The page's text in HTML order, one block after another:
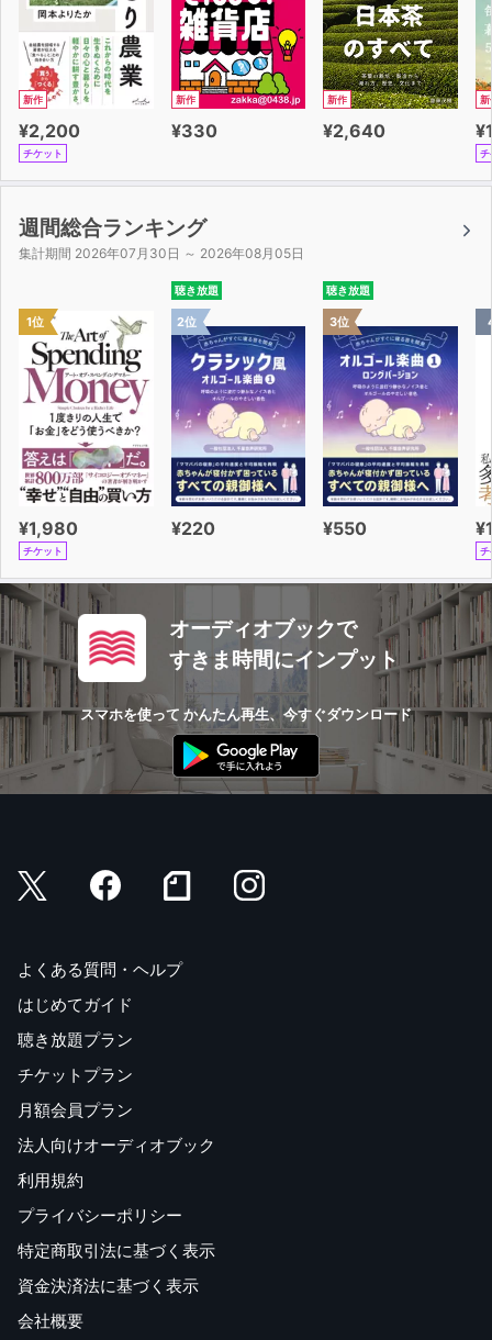
【目次】
第1章 オンライン事務で「ゆる副業」をはじめよう
第2章 オンライン事務として働く前の準備
第3章 まずは単発の仕事からはじめてみよう
第5章 オンライン事務の基本姿勢と仕事を円滑に進めるコ
第7章 さらなる報酬を求めて1人社長・個人事業主と働こ
う
第8章 楽しく稼ぐための7つのルール
新作
¥2,200
チケット
新作
¥330
新作
¥2,640
新
チ
週間総合ランキング
集計期間 2026年07月30日 ～ 2026年08月05日
1位
¥1,980
チケット
聴き放題
2位
¥220
聴き放題
3位
¥550
チ
オーディオブックで
すきま時間にインプット
スマホを使って かんたん再生、今すぐダウンロード
よくある質問・ヘルプ
はじめてガイド
聴き放題プラン
チケットプラン
月額会員プラン
法人向けオーディオブック
利用規約
プライバシーポリシー
特定商取引法に基づく表示
資金決済法に基づく表示
会社概要